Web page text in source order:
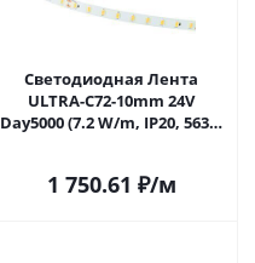
Светодиодная Лента
ULTRA-C72-10mm 24V
Day5000 (7.2 W/m, IP20, 5630,
1 750.61 ₽/м